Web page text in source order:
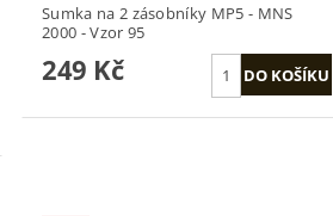
Sumka na 2 zásobníky MP5 - MNS
2000 - Vzor 95
249 Kč